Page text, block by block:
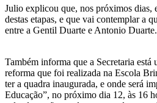
Julio explicou que, nos próximos dias,
destas etapas, e que vai contemplar a
entre a Gentil Duarte e Antonio Duarte.
Também informa que a Secretaria está
reforma que foi realizada na Escola
ter a quadra inaugurada, e onde será
Educação”, no próximo dia 12, às 16